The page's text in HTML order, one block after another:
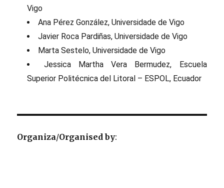
Vigo
Ana Pérez González, Universidade de Vigo
Javier Roca Pardiñas, Universidade de Vigo
Marta Sestelo, Universidade de Vigo
Jessica Martha Vera Bermudez, Escuela
Superior Politécnica del Litoral – ESPOL, Ecuador
Organiza/Organised by: